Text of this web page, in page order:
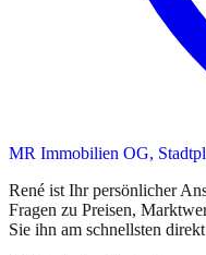
MR Immobilien OG,
René ist Ihr persönlicher
Fragen zu Preisen,
Sie ihn am schnellsten